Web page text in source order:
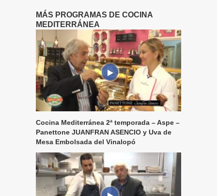
MÁS PROGRAMAS DE COCINA
MEDITERRÁNEA
Cocina Mediterránea 2ª temporada – Aspe –
Panettone JUANFRAN ASENCIO y Uva de
Mesa Embolsada del Vinalopó